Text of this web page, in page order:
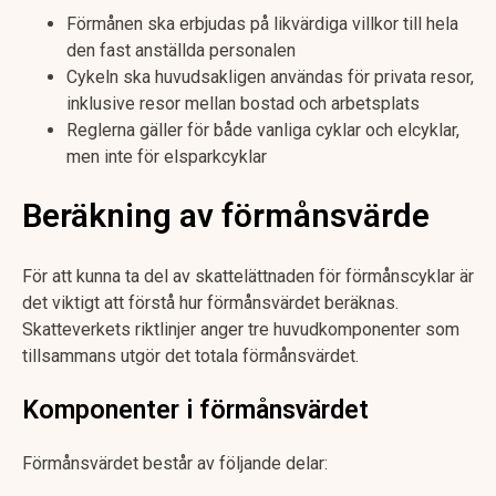
Förmånen ska erbjudas på likvärdiga villkor till hela
den fast anställda personalen
Cykeln ska huvudsakligen användas för privata resor,
inklusive resor mellan bostad och arbetsplats
Reglerna gäller för både vanliga cyklar och elcyklar,
men inte för elsparkcyklar
Beräkning av förmånsvärde
För att kunna ta del av skattelättnaden för förmånscyklar är
det viktigt att förstå hur förmånsvärdet beräknas.
Skatteverkets riktlinjer anger tre huvudkomponenter som
tillsammans utgör det totala förmånsvärdet.
Komponenter i förmånsvärdet
Förmånsvärdet består av följande delar: